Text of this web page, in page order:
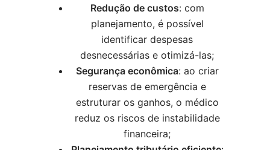
Redução de custos: com
planejamento, é possível
identificar despesas
desnecessárias e otimizá-las;
Segurança econômica: ao criar
reservas de emergência e
estruturar os ganhos, o médico
reduz os riscos de instabilidade
financeira;